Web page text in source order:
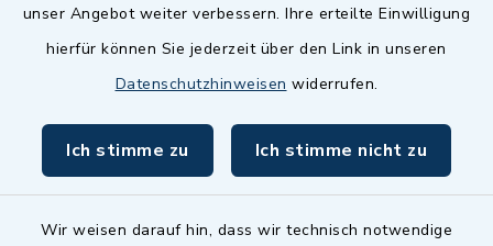
unser Angebot weiter verbessern. Ihre erteilte Einwilligung
hierfür können Sie jederzeit über den Link in unseren
Datenschutzhinweisen widerrufen.
Ich stimme zu Ich stimme nicht zu
Wir weisen darauf hin, dass wir technisch notwendige
Zenngrund Allianz
Dillenberggruppe
inixmedia GmbH